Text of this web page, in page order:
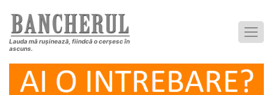
Lauda mă rușinează, fiindcă o cerșesc în
ascuns.